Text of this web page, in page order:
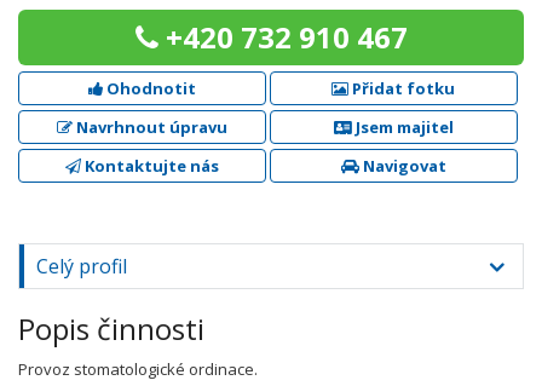
+420 732 910 467
Ohodnotit
Přidat fotku
Navrhnout úpravu
Jsem majitel
Kontaktujte nás
Navigovat
Celý profil
Popis činnosti
Provoz stomatologické ordinace.